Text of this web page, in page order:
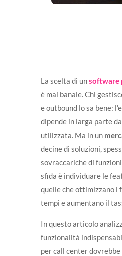
La scelta di unsoftware
è mai banale. Chi
e outbound lo sa bene:
dipende in larga parte
utilizzata. Ma in un
decine di soluzioni,
sovraccariche di
sfida è individuare le
quelle che ottimizzano i
tempi e aumentano il
In questo articolo
funzionalità
per call center